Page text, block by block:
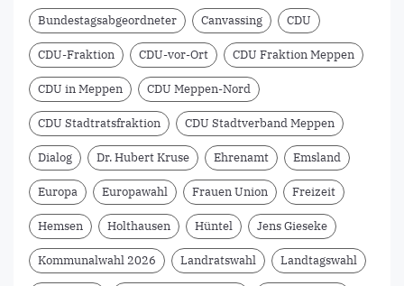
Bundestagsabgeordneter Canvassing CDU
CDU-Fraktion CDU-vor-Ort CDU Fraktion Meppen
CDU in Meppen CDU Meppen-Nord
CDU Stadtratsfraktion CDU Stadtverband Meppen
Dialog Dr. Hubert Kruse Ehrenamt Emsland
Europa Europawahl Frauen Union Freizeit
Hemsen Holthausen Hüntel Jens Gieseke
Kommunalwahl 2026 Landratswahl Landtagswahl